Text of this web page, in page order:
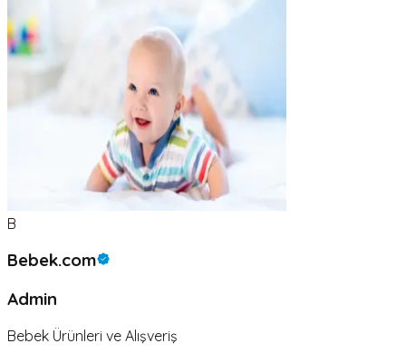
B
Bebek.com
Admin
Bebek Ürünleri ve Alışveriş